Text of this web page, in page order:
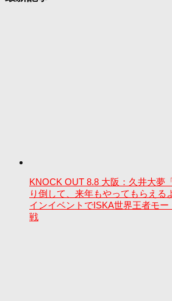
KNOCK OUT 8.8 大阪：久井大夢
り倒して、来年もやってもらえる
インイベントでISKA世界王者モ
戦